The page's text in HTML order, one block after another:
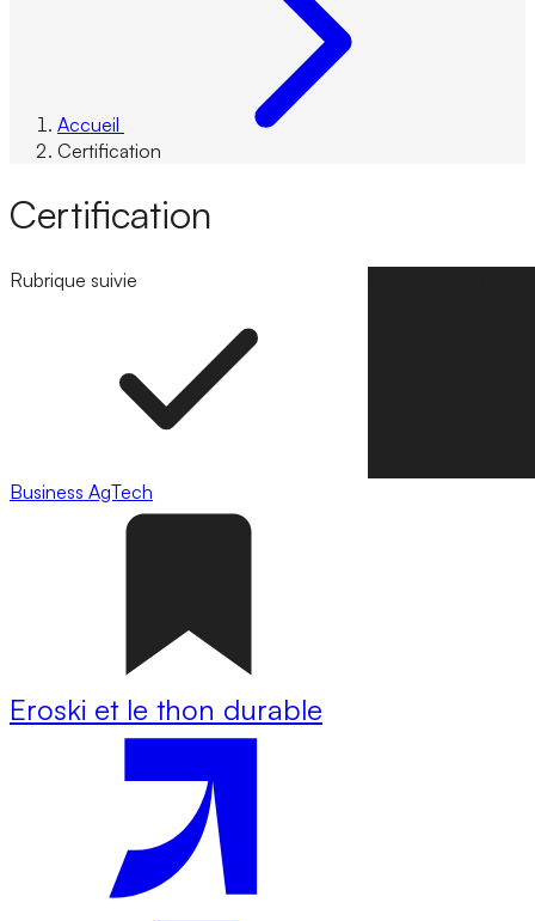
Accueil
Certification
Certification
Rubrique suivie
Business AgTech
Eroski et le thon durable